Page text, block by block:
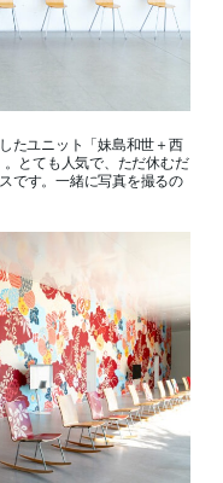
たユニット「妹島和世＋西
とても人気で、ただ休むだ
です。一緒に写真を撮るの